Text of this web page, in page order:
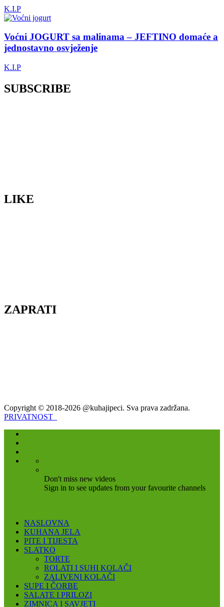
K.I.P
Voćni JOGURT sa malinama – JEFTINO domaće a
jednostavno osvježenje
K.I.P
SUBSCRIBE
LIKE
ZAPRATI
Copyright © 2018-2026 @kuhajipeci. Sva prava zadržana.
PRIVATNOST
Don't miss new videos
Sign in to see updates from your favourite channels
NASLOVNA
KUHANA JELA
PITE I TIJESTA
SLATKO
TORTE
ROLATI I SUHI KOLAČI
ZALIVENI KOLAČI
SUPE I ČORBE
SALATE I PRILOZI
ZIMNICA I SAVJETI